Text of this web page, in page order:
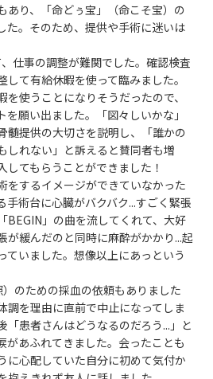
あり、「命どぅ宝」（命こそ宝）の
た。そのため、提供や手術に迷いは
仕事の調整が難関でした。確認検査
て有給休暇を使って臨みました。
使うことになりそうだったので、
願い出ました。「図々しいかな」
髄提供の大切さを説明し、「誰かの
しれない」と訴えると賛同者も増
してもらうことができました！
をするイメージができていなかった
手術台に心臓がバクバク...すごく緊張
BEGIN」の曲を流してくれて、大好
が緩んだのと同時に麻酔がかかり...起
ていました。想像以上にあっという
のための採血の依頼もありました
調を理由に直前で中止になってしま
「患者さんはどうなるのだろう...」と
があふれてきました。会ったことも
に心配していた自分に初めて気付か